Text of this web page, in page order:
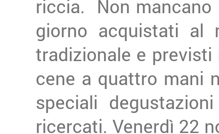
riccia. Non
giorno acquistati al
tradizionale e
cene a quattro mani
speciali
ricercati. Venerdì 22